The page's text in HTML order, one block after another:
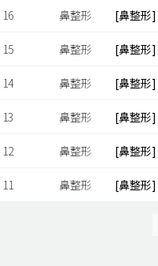
16 鼻整形 [鼻整形]
15 鼻整形 [鼻整形]
14 鼻整形 [鼻整形]
13 鼻整形 [鼻整形]
12 鼻整形 [鼻整形]
11 鼻整形 [鼻整形]